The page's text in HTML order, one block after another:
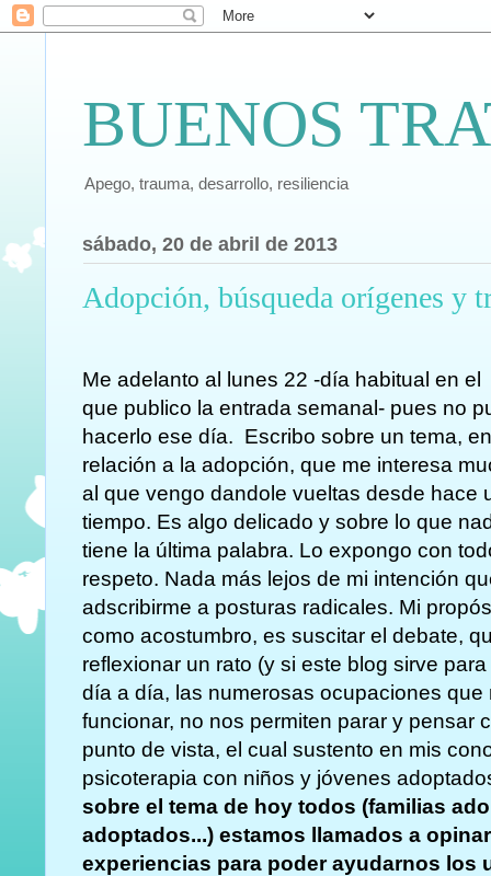
BUENOS
Apego, trauma, desarrollo, resiliencia
sábado, 20 de abril de 2013
Adopción, búsqueda orígenes y
Me adelanto al lunes 22 -día habitual en el
que publico la entrada semanal- pues no
hacerlo ese día. Escribo sobre un tema,
relación a la adopción, que me interesa
al que vengo dandole vueltas desde hace
tiempo. Es algo delicado y sobre lo que
tiene la última palabra. Lo expongo con
respeto. Nada más lejos de mi intención
adscribirme a posturas radicales. Mi
como acostumbro, es suscitar el debate,
reflexionar un rato (y si este blog sirve
día a día, las numerosas ocupaciones
funcionar, no nos permiten parar y pensar
punto de vista, el cual sustento en mis
psicoterapia con niños y jóvenes
sobre el tema de hoy todos (familias
adoptados...) estamos llamados a
experiencias para poder ayudarnos los